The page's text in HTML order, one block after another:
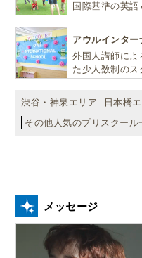
親が学び行動し続
たい
目の前の子どもにばか
「私」の可能性に期待
一番身近な大人が学び
次回からは、デンマー
フォルケホイスコーレ
たまた親子留学でよか
お伝えしていきます。
国際基準の英
EDU（キッズ
貫して学べる
アウルインター
外国人講師によ
た少人数制の
渋谷・神泉エリア
日本橋
その他人気のプリスクール
メッセージ